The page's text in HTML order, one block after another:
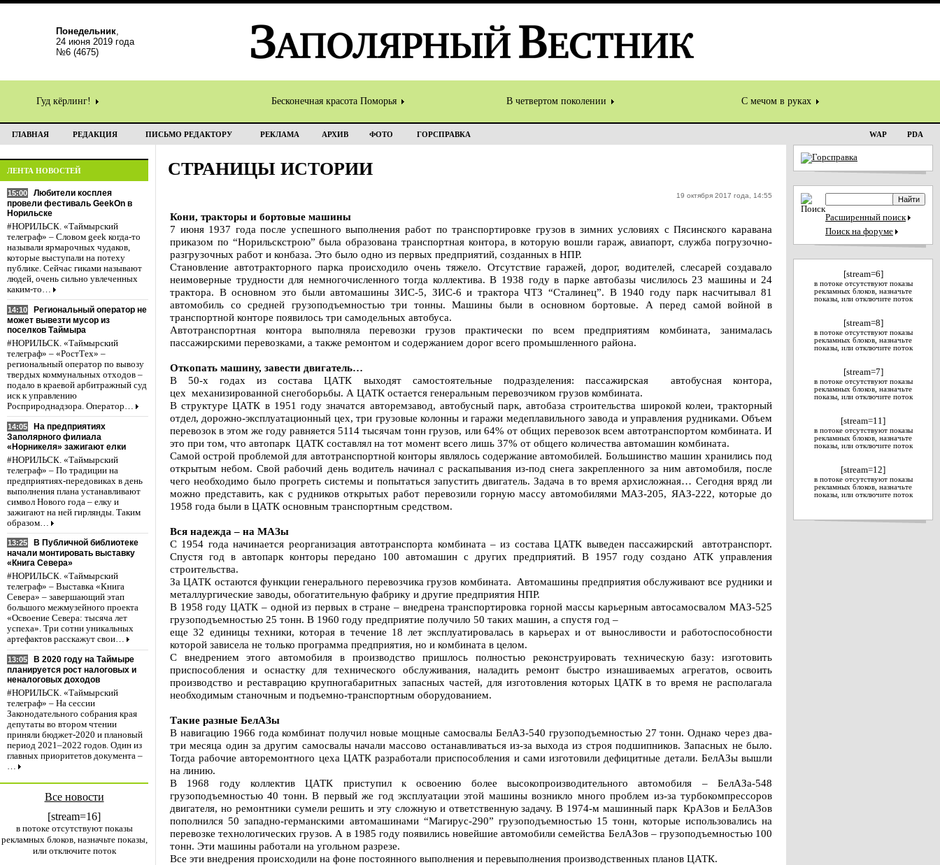
Понедельник,
24 июня 2019 года
№6 (4675)
Гуд кёрлинг! Бесконечная красота Поморья В четвертом поколении С мечом в руках
ГЛАВНАЯ РЕДАКЦИЯ ПИСЬМО РЕДАКТОРУ РЕКЛАМА АРХИВ ФОТО ГОРСПРАВКА WAP PDA
ЛЕНТА НОВОСТЕЙ
15:00
Любители косплея
провели фестиваль GeekOn в
Норильске
#НОРИЛЬСК. «Таймырский
телеграф» – Словом geek когда-то
называли ярмарочных чудаков,
которые выступали на потеху
публике. Сейчас гиками называют
людей, очень сильно увлеченных
каким-то…
14:10
Региональный оператор не
может вывезти мусор из
поселков Таймыра
#НОРИЛЬСК. «Таймырский
телеграф» – «РостТех» –
региональный оператор по вывозу
твердых коммунальных отходов –
подало в краевой арбитражный суд
иск к управлению
Росприроднадзора. Оператор…
14:05
На предприятиях
Заполярного филиала
«Норникеля» зажигают елки
#НОРИЛЬСК. «Таймырский
телеграф» – По традиции на
предприятиях-передовиках в день
выполнения плана устанавливают
символ Нового года – елку и
зажигают на ней гирлянды. Таким
образом…
13:25
В Публичной библиотеке
начали монтировать выставку
«Книга Севера»
#НОРИЛЬСК. «Таймырский
телеграф» – Выставка «Книга
Севера» – завершающий этап
большого межмузейного проекта
«Освоение Севера: тысяча лет
успеха». Три сотни уникальных
артефактов расскажут свои…
13:05
В 2020 году на Таймыре
планируется рост налоговых и
неналоговых доходов
#НОРИЛЬСК. «Таймырский
телеграф» – На сессии
Законодательного собрания края
депутаты во втором чтении
приняли бюджет-2020 и плановый
период 2021–2022 годов. Один из
главных приоритетов документа –
…
Все новости
[stream=16]
в потоке отсутствуют показы
рекламных блоков, назначьте показы,
или отключите поток
СТРАНИЦЫ ИСТОРИИ
19 октября 2017 года, 14:55
Кони, тракторы и бортовые машины
7 июня 1937 года после успешного выполнения работ по транспортировке грузов в зимних условиях с Пясинского каравана
приказом по “Норильскстрою” была образована транспортная контора, в которую вошли гараж, авиапорт, служба погрузочно-
разгрузочных работ и конбаза. Это было одно из первых предприятий, созданных в НПР.
Становление автотракторного парка происходило очень тяжело. Отсутствие гаражей, дорог, водителей, слесарей создавало
неимоверные трудности для немногочисленного тогда коллектива. В 1938 году в парке автобазы числилось 23 машины и 24
трактора. В основном это были автомашины ЗИС-5, ЗИС-6 и трактора ЧТЗ “Сталинец”. В 1940 году парк насчитывал 81
автомобиль со средней грузоподъемностью три тонны. Машины были в основном бортовые. А перед самой войной в
транспортной конторе появилось три самодельных автобуса.
Автотранспортная контора выполняла перевозки грузов практически по всем предприятиям комбината, занималась
пассажирскими перевозками, а также ремонтом и содержанием дорог всего промышленного района.
Откопать машину, завести двигатель…
В 50-х годах из состава ЦАТК выходят самостоятельные подразделения: пассажирская автобусная контора,
цех механизированной снегоборьбы. А ЦАТК остается генеральным перевозчиком грузов комбината.
В структуре ЦАТК в 1951 году значатся авторемзавод, автобусный парк, автобаза строительства широкой колеи, тракторный
отдел, дорожно-эксплуатационный цех, три грузовые колонны и гаражи медеплавильного завода и управления рудниками. Объем
перевозок в этом же году равняется 5114 тысячам тонн грузов, или 64% от общих перевозок всем автотранспортом комбината. И
это при том, что автопарк ЦАТК составлял на тот момент всего лишь 37% от общего количества автомашин комбината.
Самой острой проблемой для автотранспортной конторы являлось содержание автомобилей. Большинство машин хранились под
открытым небом. Свой рабочий день водитель начинал с раскапывания из-под снега закрепленного за ним автомобиля, после
чего необходимо было прогреть системы и попытаться запустить двигатель. Задача в то время архисложная… Сегодня вряд ли
можно представить, как с рудников открытых работ перевозили горную массу автомобилями МАЗ-205, ЯАЗ-222, которые до
1958 года были в ЦАТК основным транспортным средством.
Вся надежда – на МАЗы
С 1954 года начинается реорганизация автотранспорта комбината – из состава ЦАТК выведен пассажирский автотранспорт.
Спустя год в автопарк конторы передано 100 автомашин с других предприятий. В 1957 году создано АТК управления
строительства.
За ЦАТК остаются функции генерального перевозчика грузов комбината. Автомашины предприятия обслуживают все рудники и
металлургические заводы, обогатительную фабрику и другие предприятия НПР.
В 1958 году ЦАТК – одной из первых в стране – внедрена транспортировка горной массы карьерным автосамосвалом МАЗ-525
грузоподъемностью 25 тонн. В 1960 году предприятие получило 50 таких машин, а спустя год –
еще 32 единицы техники, которая в течение 18 лет эксплуатировалась в карьерах и от выносливости и работоспособности
которой зависела не только программа предприятия, но и комбината в целом.
С внедрением этого автомобиля в производство пришлось полностью реконструировать техническую базу: изготовить
приспособления и оснастку для технического обслуживания, наладить ремонт быстро изнашиваемых агрегатов, освоить
производство и реставрацию крупногабаритных запасных частей, для изготовления которых ЦАТК в то время не располагала
необходимым станочным и подъемно-транспортным оборудованием.
Такие разные БелАЗы
В навигацию 1966 года комбинат получил новые мощные самосвалы БелАЗ-540 грузоподъемностью 27 тонн. Однако через два-
три месяца один за другим самосвалы начали массово останавливаться из-за выхода из строя подшипников. Запасных не было.
Тогда рабочие авторемонтного цеха ЦАТК разработали приспособления и сами изготовили дефицитные детали. БелАЗы вышли
на линию.
В 1968 году коллектив ЦАТК приступил к освоению более высокопроизводительного автомобиля – БелАЗа-548
грузоподъемностью 40 тонн. В первый же год эксплуатации этой машины возникло много проблем из-за турбокомпрессоров
двигателя, но ремонтники сумели решить и эту сложную и ответственную задачу. В 1974-м машинный парк КрАЗов и БелАЗов
пополнился 50 западно-германскими автомашинами “Магирус-290” грузоподъемностью 15 тонн, которые использовались на
перевозке технологических грузов. А в 1985 году появились новейшие автомобили семейства БелАЗов – грузоподъемностью 100
тонн. Эти машины работали на угольном разрезе.
Все эти внедрения происходили на фоне постоянного выполнения и перевыполнения производственных планов ЦАТК.
Расширенный поиск
Поиск на форуме
[stream=6]
в потоке отсутствуют показы
рекламных блоков, назначьте
показы, или отключите поток
[stream=8]
в потоке отсутствуют показы
рекламных блоков, назначьте
показы, или отключите поток
[stream=7]
в потоке отсутствуют показы
рекламных блоков, назначьте
показы, или отключите поток
[stream=11]
в потоке отсутствуют показы
рекламных блоков, назначьте
показы, или отключите поток
[stream=12]
в потоке отсутствуют показы
рекламных блоков, назначьте
показы, или отключите поток